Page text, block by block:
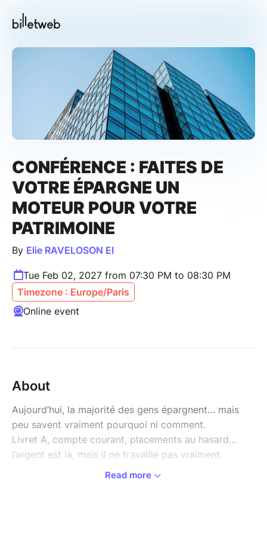
CONFÉRENCE : FAITES DE
VOTRE ÉPARGNE UN
MOTEUR POUR VOTRE
PATRIMOINE
By Elie RAVELOSON EI
Tue Feb 02, 2027 from 07:30 PM to 08:30 PM
Timezone : Europe/Paris
Online event
About
Aujourd’hui, la majorité des gens épargnent… mais
peu savent vraiment pourquoi ni comment.
Livret A, compte courant, placements au hasard…
l’argent est là, mais il ne travaille pas vraiment.
Read more